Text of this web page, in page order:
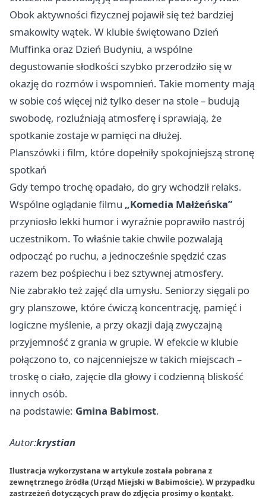
Obok aktywności fizycznej pojawił się też bardziej
smakowity wątek. W klubie świętowano Dzień
Muffinka oraz Dzień Budyniu, a wspólne
degustowanie słodkości szybko przerodziło się w
okazję do rozmów i wspomnień. Takie momenty mają
w sobie coś więcej niż tylko deser na stole – budują
swobodę, rozluźniają atmosferę i sprawiają, że
spotkanie zostaje w pamięci na dłużej.
Planszówki i film, które dopełniły spokojniejszą stronę
spotkań
Gdy tempo trochę opadało, do gry wchodził relaks.
Wspólne oglądanie filmu „Komedia Małżeńska”
przyniosło lekki humor i wyraźnie poprawiło nastrój
uczestnikom. To właśnie takie chwile pozwalają
odpocząć po ruchu, a jednocześnie spędzić czas
razem bez pośpiechu i bez sztywnej atmosfery.
Nie zabrakło też zajęć dla umysłu. Seniorzy sięgali po
gry planszowe, które ćwiczą koncentrację, pamięć i
logiczne myślenie, a przy okazji dają zwyczajną
przyjemność z grania w grupie. W efekcie w klubie
połączono to, co najcenniejsze w takich miejscach –
troskę o ciało, zajęcie dla głowy i codzienną bliskość
innych osób.
na podstawie: Gmina Babimost.
Autor:krystian
Ilustracja wykorzystana w artykule została pobrana z
zewnętrznego źródła (Urząd Miejski w Babimoście). W przypadku
zastrzeżeń dotyczących praw do zdjęcia prosimy o kontakt.